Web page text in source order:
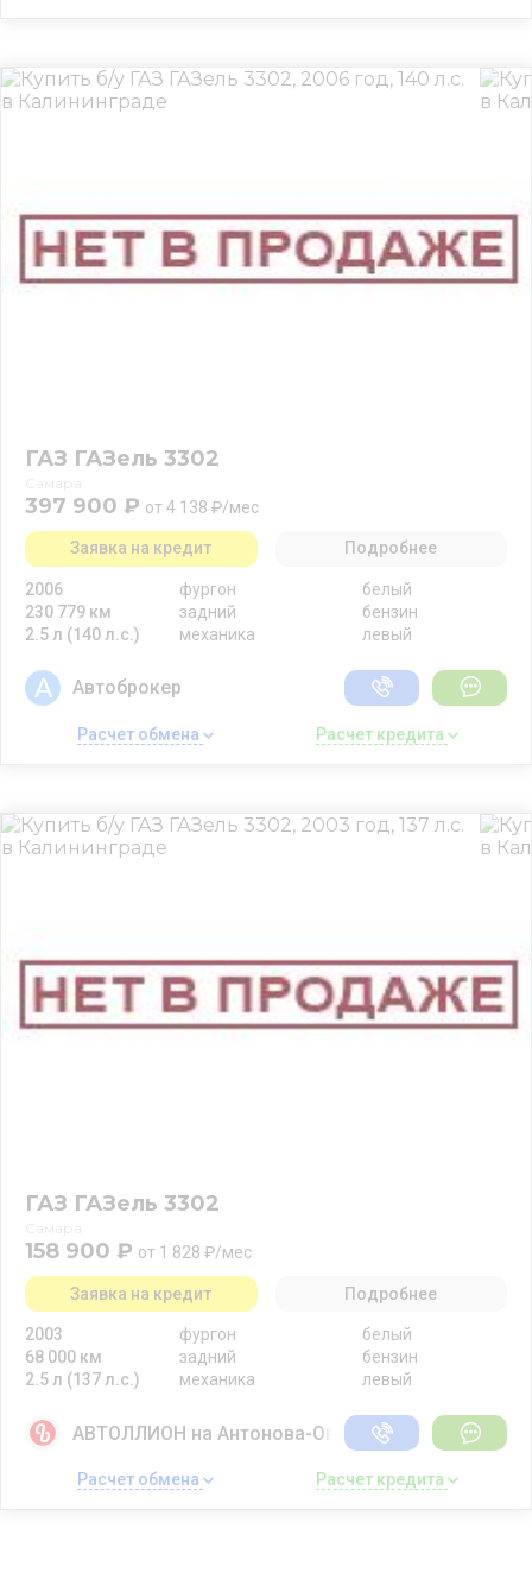
ГАЗ ГАЗель 3302
Самара
397 900 ₽ от 4 138 ₽/мес
2006
230 779 км
2.5 л (140 л.с.)
фургон
задний
механика
белый
бензин
левый
Заявка на кредит Подробнее
Автоброкер
Расчет обмена Расчет кредита
ГАЗ ГАЗель 3302
Самара
158 900 ₽ от 1 828 ₽/мес
2003
68 000 км
2.5 л (137 л.с.)
фургон
задний
механика
белый
бензин
левый
Заявка на кредит Подробнее
АВТОЛЛИОН на Антонова-Овсеенко
Расчет обмена Расчет кредита